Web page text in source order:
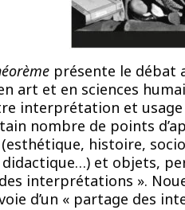
présente le débat
art et en sciences
interprétation et usage
nombre de points
histoire,
et objets,
interprétations ».
d’un « partage des